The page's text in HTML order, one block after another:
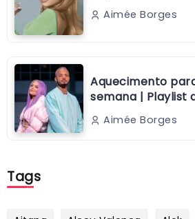
Aimée Borges
Aquecimento
semana | Playlist
Aimée Borges
Tags